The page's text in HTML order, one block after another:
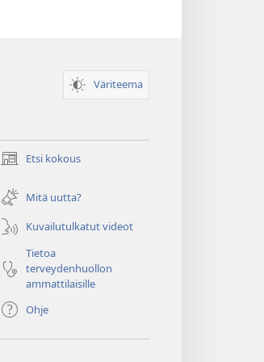
Väriteema
Etsi kokous
(avaa
ikkunan)Mitä uutta?
Kuvailutulkatut videot
Tietoa
terveydenhuollon
ammattilaisille
Ohje